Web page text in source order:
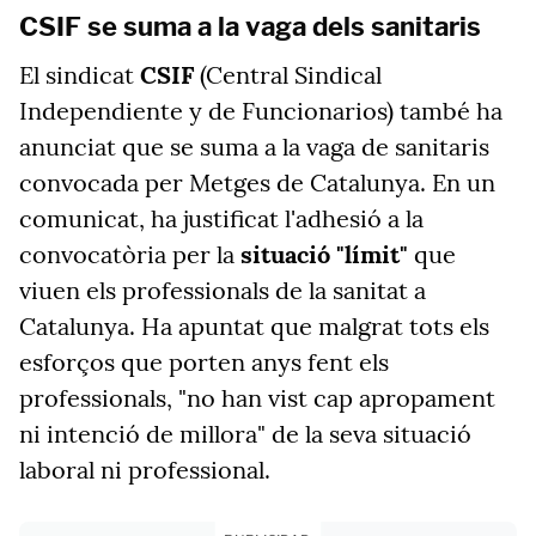
CSIF se suma a la vaga dels sanitaris
El sindicat CSIF(Central Sindical
Independiente y de Funcionarios) també ha
anunciat que se suma a la vaga de sanitaris
convocada per Metges de Catalunya. En un
comunicat, ha justificat l'adhesió a la
convocatòria per la situació "límit" que
viuen els professionals de la sanitat a
Catalunya. Ha apuntat que malgrat tots els
esforços que porten anys fent els
professionals, "no han vist cap apropament
ni intenció de millora" de la seva situació
laboral ni professional.